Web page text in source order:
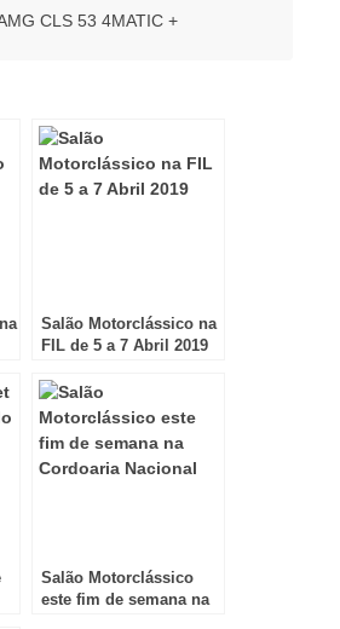
CLS 53 4MATIC +
Salão Motorclássico na
FIL de 5 a 7 Abril 2019
Salão Motorclássico
este fim de semana na